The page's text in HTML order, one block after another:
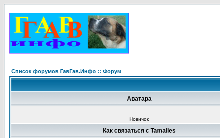
Список форумов ГавГав.Инфо :: Форум
Аватара
Новичок
Как связаться с Tamalies